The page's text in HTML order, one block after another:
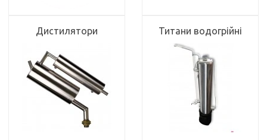
Дистилятори Титани водогрійні